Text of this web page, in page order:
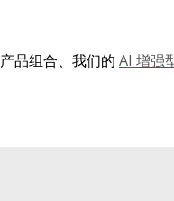
产品组合、我们的 AI 增强